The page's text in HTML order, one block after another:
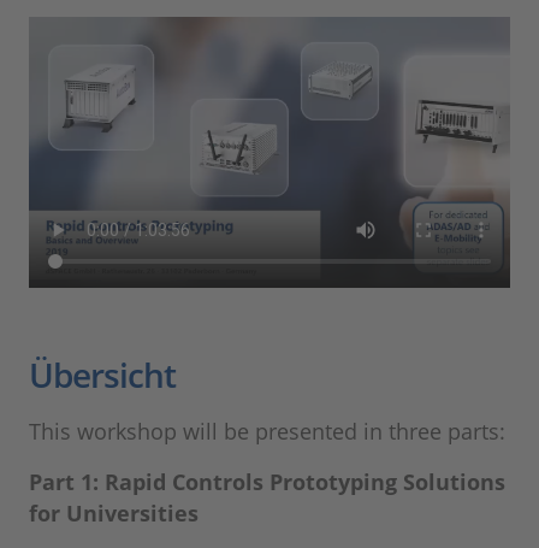
Übersicht
This workshop will be presented in three parts:
Part 1: Rapid Controls Prototyping Solutions
for Universities